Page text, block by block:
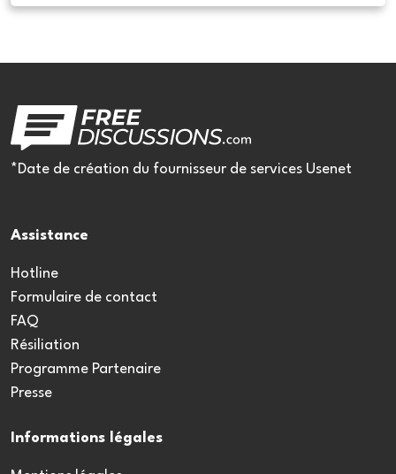
*Date de création du fournisseur de services Usenet
Assistance
Hotline
Formulaire de contact
FAQ
Résiliation
Programme Partenaire
Presse
Informations légales